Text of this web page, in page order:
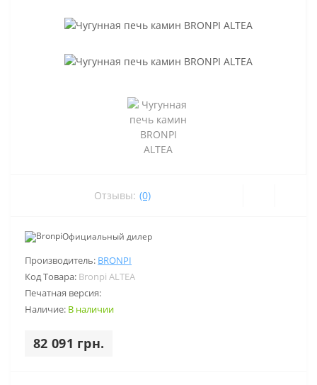
Отзывы: (0)
Производитель: BRONPI
Код Товара: Bronpi ALTEA
Печатная версия:
Наличие: В наличии
82 091 грн.
Официальный дилер